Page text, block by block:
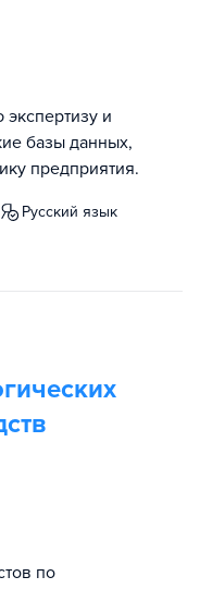
и
базы данных,
предприятия.
русский язык
по